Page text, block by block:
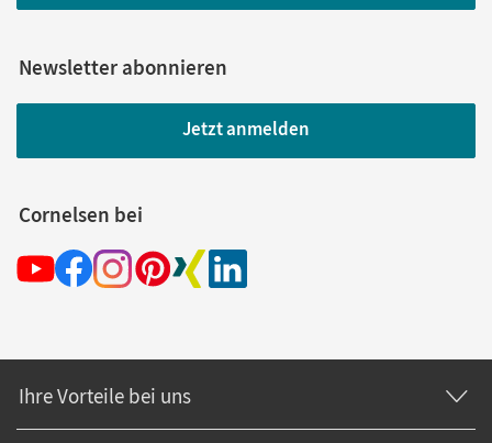
Newsletter abonnieren
Jetzt anmelden
Cornelsen bei
Ihre Vorteile bei uns